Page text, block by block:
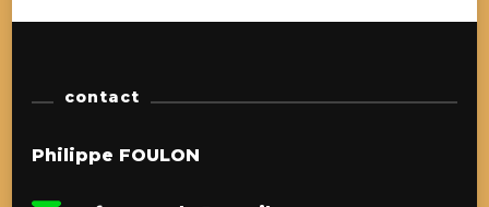
contact
Philippe FOULON